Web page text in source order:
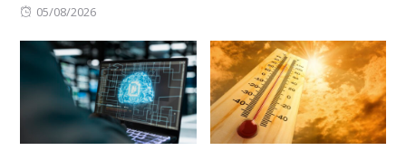
Posted
05/08/2026